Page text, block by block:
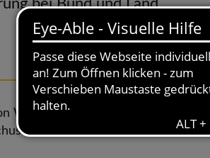
bei Bund und Land
15.05.2024 3 Min. Lesezeit
Wohneigentum debattiert. Dazu